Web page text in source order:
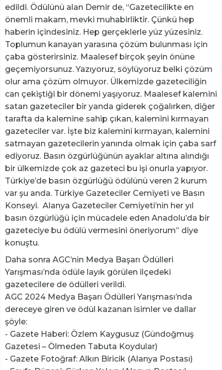
edildi. Ödülünü alan Demir de, “Gazetecilikte en
önemli makam, mevki muhabirliktir. Çünkü hep
haberin içindesiniz. Hep gerçeklerle yüz yüzesiniz.
Toplumun kanayan yarasına çözüm bulunması için
çaba gösterirsiniz. Maalesef birçok şeyin önüne
geçemiyorsunuz. Yazıyoruz, söylüyoruz belki çözüm
olur ama çözüm olmuyor. Ülkemizde gazeteciliğin
can çekiştiği bir dönemi yaşıyoruz. Maalesef kalemini
satan gazeteciler bir yanda giderek çoğalırken, diğer
tarafta da kalemine sahip çıkan, kalemini kırmayan
gazeteciler var. İşte biz kalemini kırmayan, kalemini
satmayan gazetecilerin yanında olmak için çaba sarf
ediyoruz. Basın özgürlüğünün ayaklar altına alındığı
bir ülkemizde çok az gazeteci bu işi onurla yapıyor.
Türkiye’de basın özgürlüğü ödülünü veren 2 kurum
var şu anda. Türkiye Gazeteciler Cemiyeti ve Basın
Konseyi. Alanya Gazeteciler Cemiyeti’nin her yıl
basın özgürlüğü için mücadele eden Anadolu’da bir
gazeteciye bu ödülü vermesini öneriyorum” diye
konuştu.
Daha sonra AGC’nin Medya Başarı Ödülleri
Yarışması’nda ödüle layık görülen ilçedeki
gazetecilere de ödülleri verildi.
AGC 2024 Medya Başarı Ödülleri Yarışması’nda
dereceye giren ve ödül kazanan isimler ve dallar
şöyle:
- Gazete Haberi: Özlem Kaygusuz (Gündoğmuş
Gazetesi – Ölmeden Tabuta Koydular)
- Gazete Fotoğraf: Alkın Biricik (Alanya Postası)